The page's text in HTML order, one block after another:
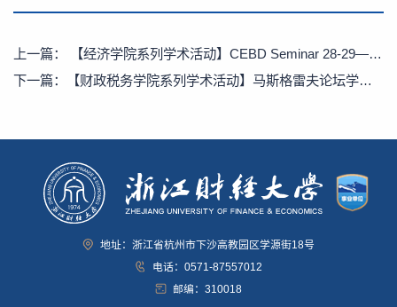
上一篇：
【经济学院系列学术活动】CEBD Seminar 28-29——山东大学郑捷教授、连暐虹教授
下一篇：
【财政税务学院系列学术活动】马斯格雷夫论坛学术讲座第99期：重点产业政策与关键核心技术突破：技术比较优势的视角
地址：浙江省杭州市下沙高教园区学源街18号
电话：0571-87557012
邮编：310018